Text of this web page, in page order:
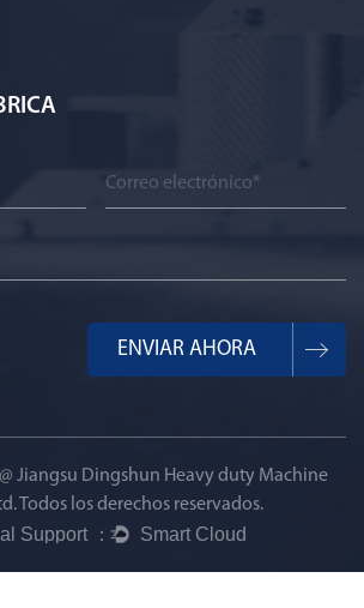
Jiangsu Dingshun Heavy duty Machine
Todos los derechos reservados.